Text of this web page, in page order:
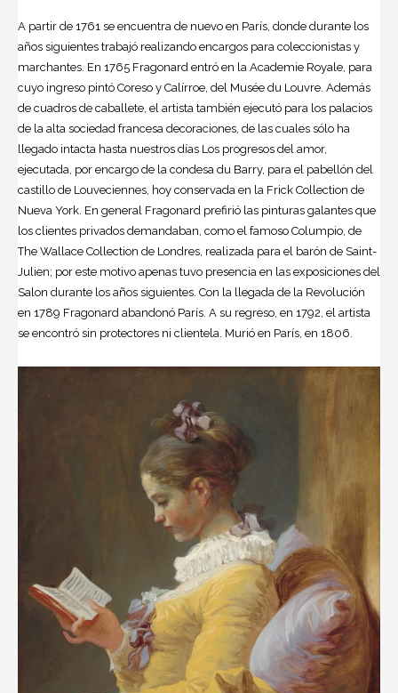
A partir de 1761 se encuentra de nuevo en París, donde durante los
años siguientes trabajó realizando encargos para coleccionistas y
marchantes. En 1765 Fragonard entró en la Academie Royale, para
cuyo ingreso pintó Coreso y Calírroe, del Musée du Louvre. Además
de cuadros de caballete, el artista también ejecutó para los palacios
de la alta sociedad francesa decoraciones, de las cuales sólo ha
llegado intacta hasta nuestros días Los progresos del amor,
ejecutada, por encargo de la condesa du Barry, para el pabellón del
castillo de Louveciennes, hoy conservada en la Frick Collection de
Nueva York. En general Fragonard prefirió las pinturas galantes que
los clientes privados demandaban, como el famoso Columpio, de
The Wallace Collection de Londres, realizada para el barón de Saint-
Julien; por este motivo apenas tuvo presencia en las exposiciones del
Salon durante los años siguientes. Con la llegada de la Revolución
en 1789 Fragonard abandonó París. A su regreso, en 1792, el artista
se encontró sin protectores ni clientela. Murió en París, en 1806.